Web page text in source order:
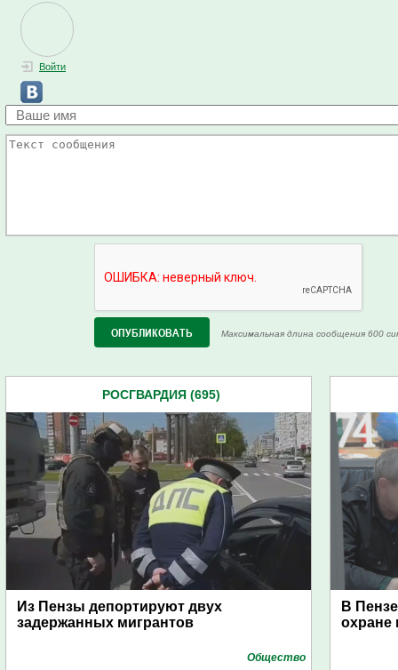
Войти
Максимальная длина сообщения 600
РОСГВАРДИЯ (695)
Из Пензы депортируют двух
задержанных мигрантов
Общество
В
охране